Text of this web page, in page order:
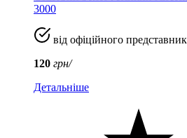
3000
від офіційного
120 грн/
Детальніше